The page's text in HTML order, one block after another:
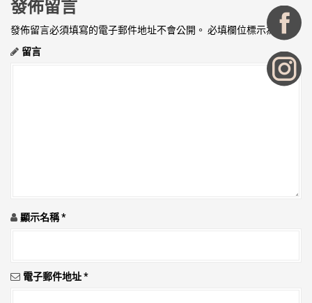
覽
發佈留言
發佈留言必須填寫的電子郵件地址不會公開。 必填欄位標示為
留言
顯示名稱*
電子郵件地址*